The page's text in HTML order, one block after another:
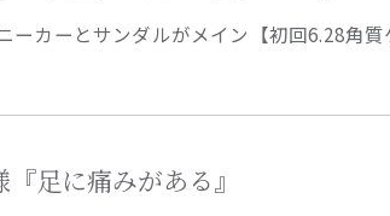
ーカーとサンダルがメイン【初回6.28角
足に痛みがある』